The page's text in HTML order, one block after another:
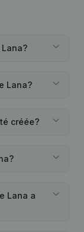
Lana?
créée?
Lana a